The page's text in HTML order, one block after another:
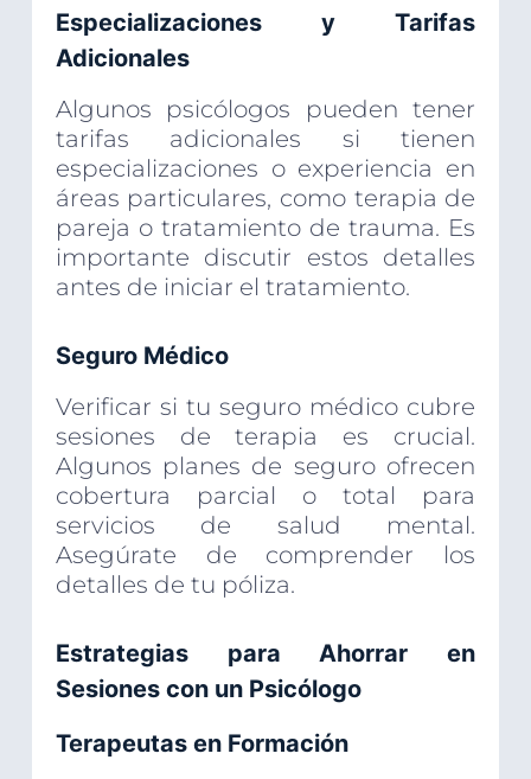
Especializaciones y Tarifas
Adicionales
Algunos psicólogos pueden tener
tarifas adicionales si tienen
especializaciones o experiencia en
áreas particulares, como terapia de
pareja o tratamiento de trauma. Es
importante discutir estos detalles
antes de iniciar el tratamiento.
Seguro Médico
Verificar si tu seguro médico cubre
sesiones de terapia es crucial.
Algunos planes de seguro ofrecen
cobertura parcial o total para
servicios de salud mental.
Asegúrate de comprender los
detalles de tu póliza.
Estrategias para Ahorrar en
Sesiones con un Psicólogo
Terapeutas en Formación